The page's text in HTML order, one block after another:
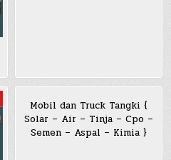
Mobil dan Truck Tangki {
Solar – Air – Tinja – Cpo –
Semen – Aspal – Kimia }